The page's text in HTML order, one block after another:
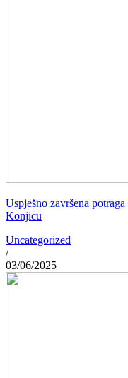
Uspješno završena
Konjicu
Uncategorized
/
03/06/2025